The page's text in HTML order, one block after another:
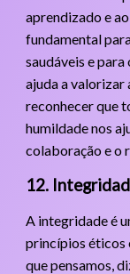
aprendizado e
fundamental
saudáveis e
ajuda a valorizar
reconhecer que
humildade nos
colaboração e o
12.
A integridade é
princípios éticos
que pensamos,